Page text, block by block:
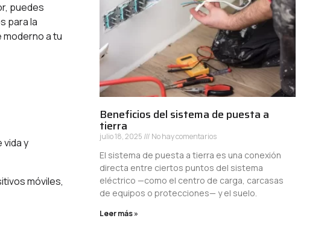
puedes
para la
a tu
vida y
móviles,
Beneficios del sistema de puesta a
tierra
julio 18, 2025 No hay comentarios
El sistema de puesta a tierra es una conexión
directa entre ciertos puntos del sistema
eléctrico —como el centro de carga, carcasas
de equipos o protecciones— y el suelo.
Leer más »